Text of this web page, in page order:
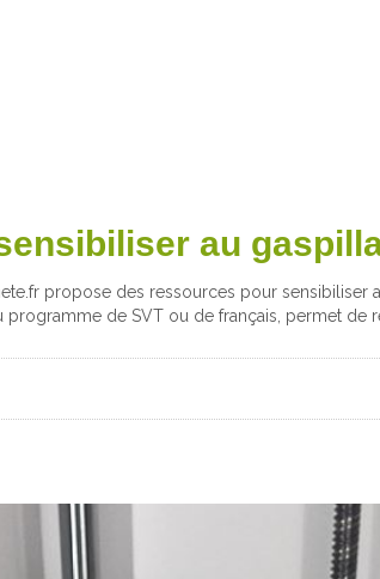
au
propose des ressources pour sensibiliser
de SVT ou de français, permet de